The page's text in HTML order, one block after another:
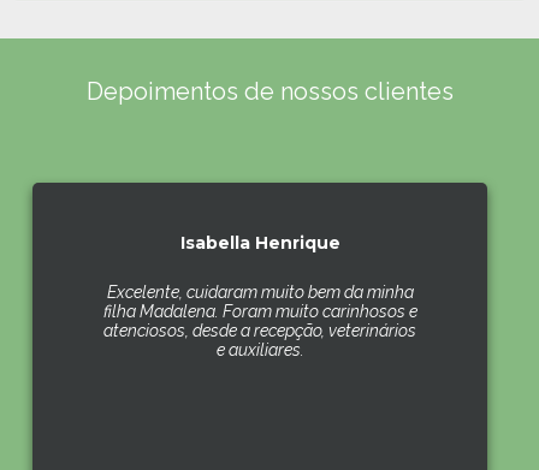
Depoimentos de nossos clientes
Isabella Henrique
Excelente, cuidaram muito bem da minha
filha Madalena. Foram muito carinhosos e
atenciosos, desde a recepção, veterinários
e auxiliares.